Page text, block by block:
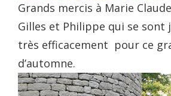
Grands mercis à Marie
Gilles et Philippe qui se sont
très efficacement pour ce
d’automne.